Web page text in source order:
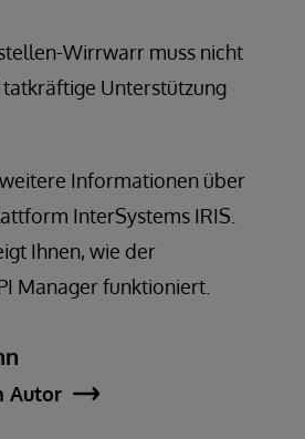
Wirrwarr muss nicht
tatkräftige Unterstützung
Informationen über
InterSystems IRIS.
Ihnen, wie der
Manager funktioniert.
Autor